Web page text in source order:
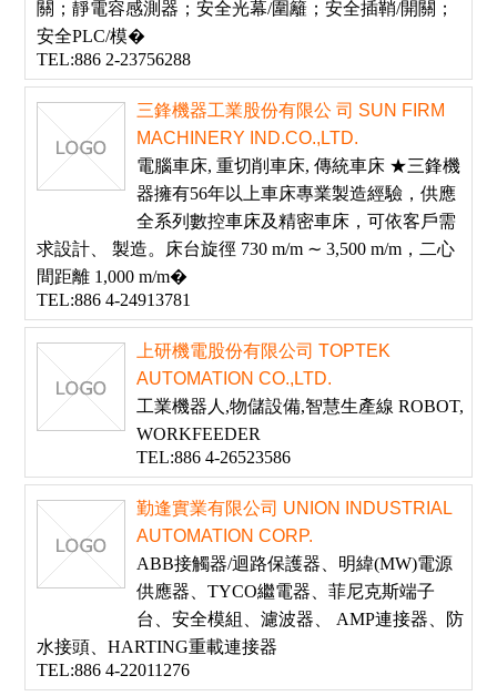
關；靜電容感測器；安全光幕/圍籬；安全插鞘/開關；
安全PLC/模�
TEL:886 2-23756288
三鋒機器工業股份有限公 司 SUN FIRM
MACHINERY IND.CO.,LTD.
電腦車床, 重切削車床, 傳統車床 ★三鋒機
器擁有56年以上車床專業製造經驗，供應
全系列數控車床及精密車床，可依客戶需
求設計、 製造。床台旋徑 730 m/m ∼ 3,500 m/m，二心
間距離 1,000 m/m�
TEL:886 4-24913781
上研機電股份有限公司 TOPTEK
AUTOMATION CO.,LTD.
工業機器人,物儲設備,智慧生產線 ROBOT,
WORKFEEDER
TEL:886 4-26523586
勤逢實業有限公司 UNION INDUSTRIAL
AUTOMATION CORP.
ABB接觸器/迴路保護器、明緯(MW)電源
供應器、TYCO繼電器、菲尼克斯端子
台、安全模組、濾波器、 AMP連接器、防
水接頭、HARTING重載連接器
TEL:886 4-22011276